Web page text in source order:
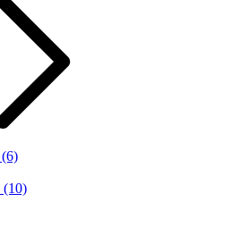
(6)
(10)